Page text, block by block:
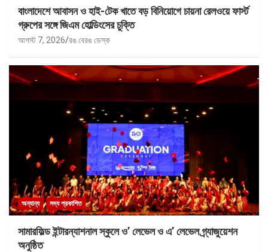
বাংলাদেশে আবাসন ও হাই-টেক খাতে বড় বিনিয়োগে চায়না রেলওয়ে ফার্স্ট
গ্রুপের সঙ্গে জিএম হোল্ডিংসের চুক্তি
আগস্ট 7, 2026 রঙ বেরঙ ডেস্ক
অন্যান্য সদ্য প্রকাশিত
সামারফিল্ড ইন্টারন্যাশনাল স্কুলে ও’ লেভেল ও এ’ লেভেল গ্র্যাজুয়েশন
অনুষ্ঠিত